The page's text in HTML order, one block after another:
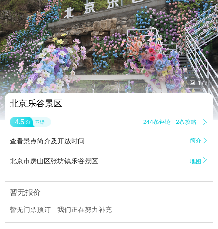
 177
北京乐谷景区
4.5 分 不错 244条评论 2条攻略 
查看景点简介及开放时间 简介 
北京市房山区张坊镇乐谷景区 地图 
暂无报价
暂无门票预订，我们正在努力补充
